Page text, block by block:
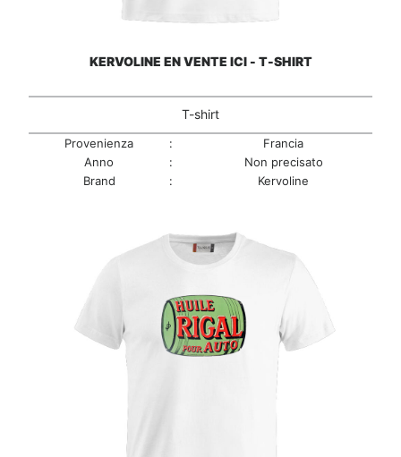
KERVOLINE EN VENTE ICI - T-SHIRT
T-shirt
Provenienza :
Francia
Anno
:
Non precisato
Brand
: Kervoline